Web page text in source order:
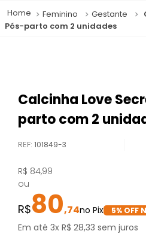
Feminino Gestante
Pós-parto com 2 unidades
Calcinha Love
parto com 2
REF:101849-3
R$ 84,99
ou
80,74 5% OFF
Em até3xR$ 28,33 sem juros